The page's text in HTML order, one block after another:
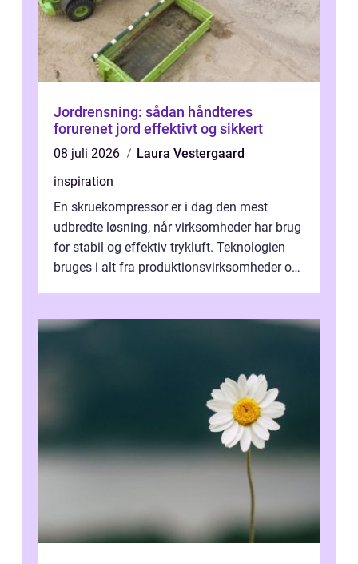
Jordrensning: sådan håndteres
forurenet jord effektivt og sikkert
08 juli 2026
Laura Vestergaard
inspiration
En skruekompressor er i dag den mest
udbredte løsning, når virksomheder har brug
for stabil og effektiv trykluft. Teknologien
bruges i alt fra produktionsvirksomheder og